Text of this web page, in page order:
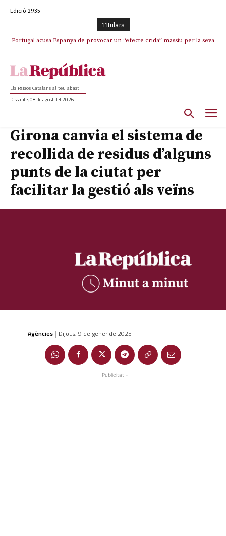
Edició 2935
TItulars
Portugal acusa Espanya de provocar un “efecte crida” massiu per la seva
Els Països Catalans al teu abast
Dissabte, 08 de agost del 2026
Girona canvia el sistema de
recollida de residus d’alguns
punts de la ciutat per
facilitar la gestió als veïns
Agències | Dijous, 9 de gener de 2025
- Publicitat -